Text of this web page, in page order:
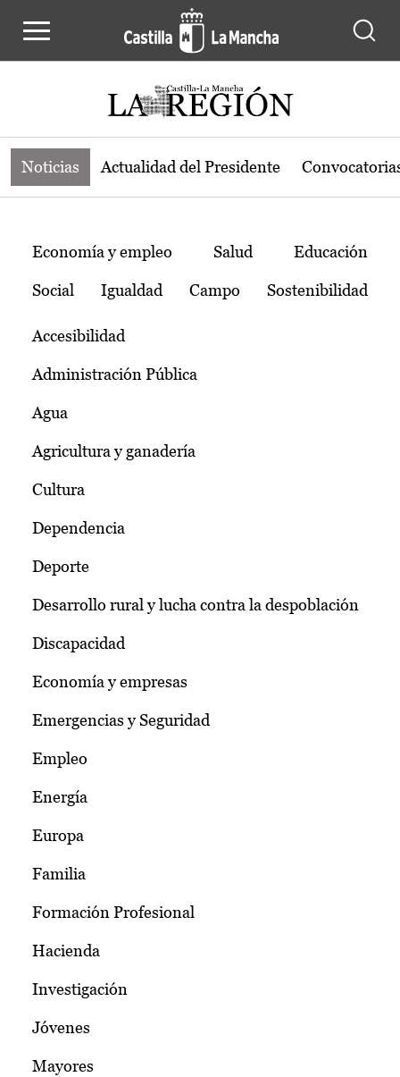
Noticias de la región de Castilla-La
Noticias Actualidad del Presidente
Temas
Economía y empleo Salud Educación
Social Igualdad Campo Sostenibilidad
Accesibilidad
Administración Pública
Agua
Agricultura y ganadería
Cultura
Dependencia
Deporte
Desarrollo rural y lucha contra la despoblación
Discapacidad
Economía y empresas
Emergencias y Seguridad
Empleo
Energía
Europa
Familia
Formación Profesional
Hacienda
Investigación
Jóvenes
Mayores